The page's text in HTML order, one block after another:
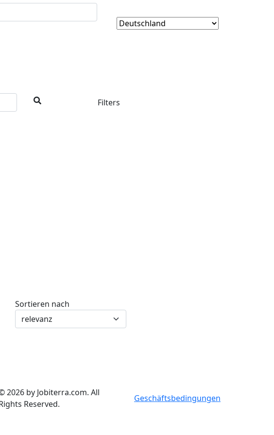
Filters
Sortieren nach
Geschäftsbedingungen
2026 by Jobiterra.com. All
Reserved.